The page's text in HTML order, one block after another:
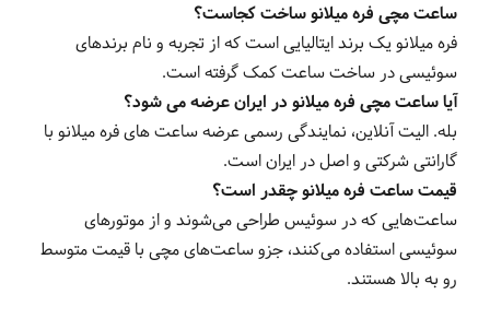
ساعت مچی فره میلانو ساخت کجاست؟
فره میلانو یک برند ایتالیایی است که از تجربه و نام برندهای
سوئیسی در ساخت ساعت کمک گرفته است.
آیا ساعت مچی فره میلانو در ایران عرضه می شود؟
بله. الیت آنلاین، نمایندگی رسمی عرضه ساعت های فره میلانو با
گارانتی شرکتی و اصل در ایران است.
قیمت ساعت فره میلانو چقدر است؟
ساعت‌هایی که در سوئیس طراحی می‌شوند و از موتورهای
سوئیسی استفاده می‌کنند، جزو ساعت‌های مچی با قیمت متوسط
رو به بالا هستند.